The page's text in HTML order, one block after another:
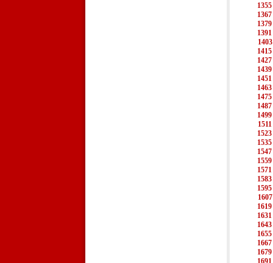
1355
1367
1379
1391
1403
1415
1427
1439
1451
1463
1475
1487
1499
1511
1523
1535
1547
1559
1571
1583
1595
1607
1619
1631
1643
1655
1667
1679
1691